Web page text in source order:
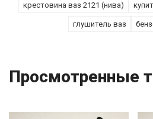
крестовина ваз 2121 (нива)
глушитель ваз
Просмотренные